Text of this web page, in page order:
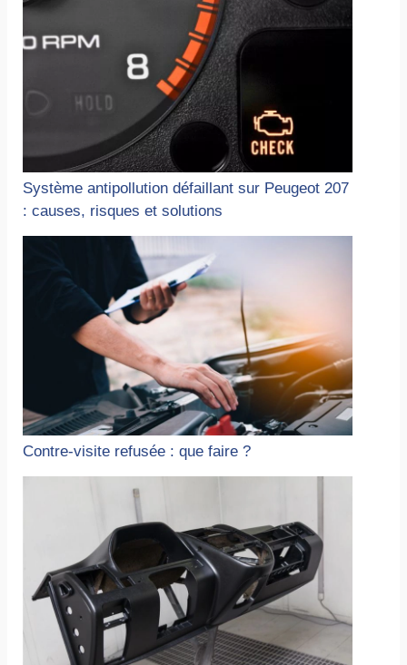
Système antipollution défaillant sur Peugeot 207
: causes, risques et solutions
Contre-visite refusée : que faire ?